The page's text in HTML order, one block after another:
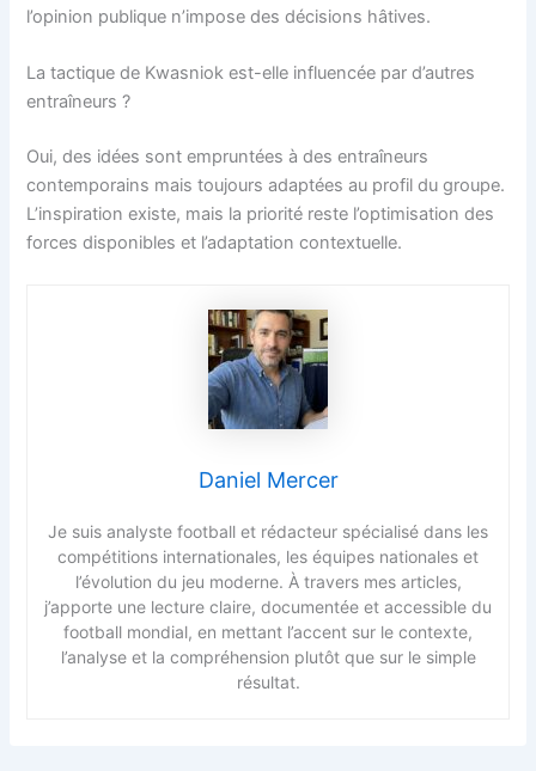
l’opinion publique n’impose des décisions hâtives.
La tactique de Kwasniok est-elle influencée par d’autres
entraîneurs ?
Oui, des idées sont empruntées à des entraîneurs
contemporains mais toujours adaptées au profil du groupe.
L’inspiration existe, mais la priorité reste l’optimisation des
forces disponibles et l’adaptation contextuelle.
Daniel Mercer
Je suis analyste football et rédacteur spécialisé dans les
compétitions internationales, les équipes nationales et
l’évolution du jeu moderne. À travers mes articles,
j’apporte une lecture claire, documentée et accessible du
football mondial, en mettant l’accent sur le contexte,
l’analyse et la compréhension plutôt que sur le simple
résultat.